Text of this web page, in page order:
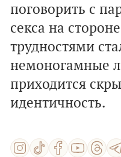
поговорить с
секса на
трудностями
немоногамные
приходится
идентичность.